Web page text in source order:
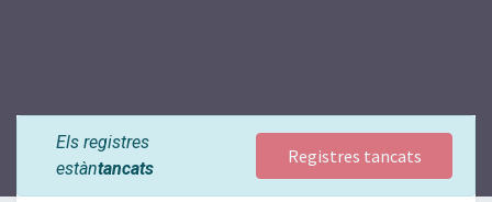
Els registres
estàntancats
Registres tancats